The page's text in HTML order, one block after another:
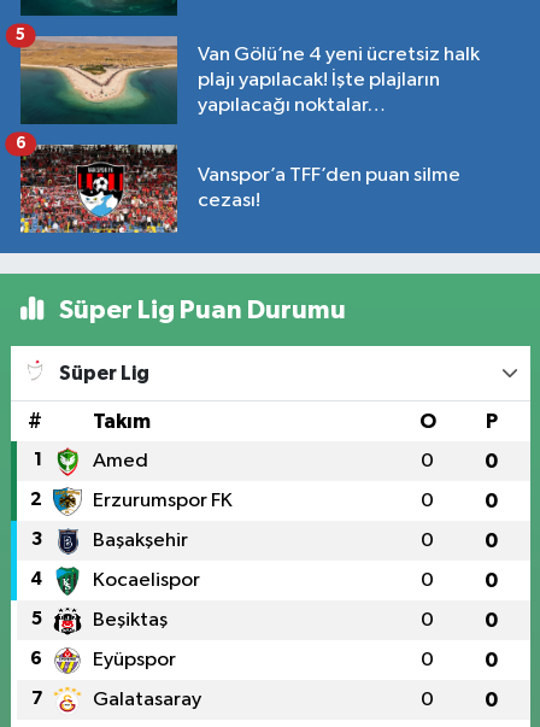
Van Gölü’ne 4 yeni ücretsiz halk
plajı yapılacak! İşte plajların
yapılacağı noktalar…
5
Vanspor’a TFF’den puan silme
cezası!
6
Süper Lig Puan Durumu
Süper Lig
# Takım O P
1 Amed 0 0
2 Erzurumspor FK 0 0
3 Başakşehir 0 0
4 Kocaelispor 0 0
5 Beşiktaş 0 0
6 Eyüpspor 0 0
7 Galatasaray 0 0